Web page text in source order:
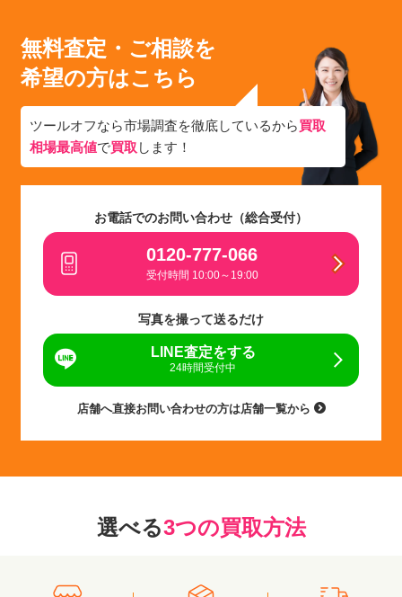
無料査定・ご相談を
希望の方はこちら
ツールオフなら市場調査を徹底しているから買取
相場最高値で買取 します！
お電話でのお問い合わせ（総合受付）
0120-777-066
受付時間 10:00～19:00
写真を撮って送るだけ
LINE査定をする
24時間受付中
店舗へ直接お問い合わせの方は店舗一覧から
選べる3つの買取方法